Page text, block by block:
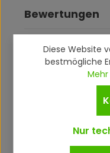
Bewertungen
Diese Website
bestmögliche
Nur